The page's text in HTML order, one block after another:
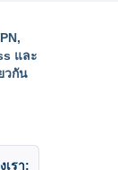
และ
วกัน
เรา: